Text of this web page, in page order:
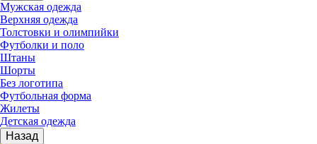
Мужская одежда
Верхняя одежда
Толстовки и олимпийки
Футболки и поло
Штаны
Шорты
Без логотипа
Футбольная форма
Жилеты
Детская одежда
Назад